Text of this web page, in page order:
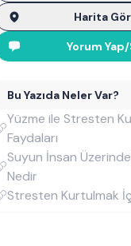
Harita
Yorum
Bu Yazıda Neler Var?
Yüzme ile Stresten
Faydaları
Suyun İnsan
Nedir
Stresten Kurtulmak